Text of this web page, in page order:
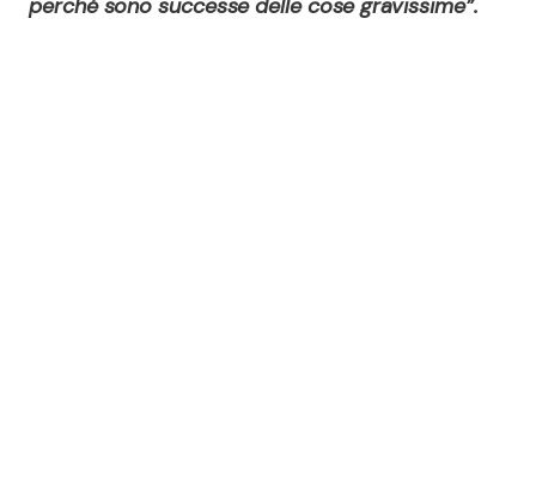
perché sono successe delle cose gravissime”.